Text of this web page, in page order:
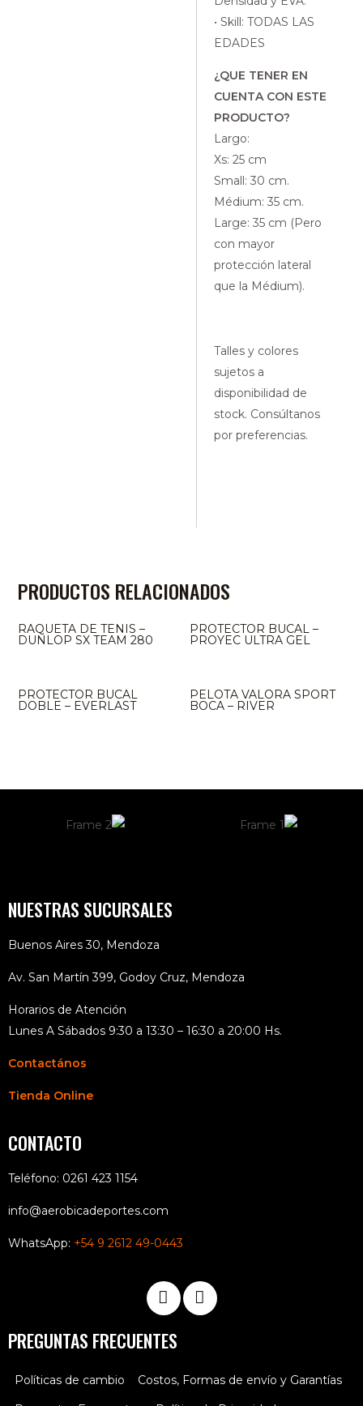
• Skill: TODAS LAS
EDADES
¿QUE TENER EN
CUENTA CON ESTE
PRODUCTO?
Largo:
Xs: 25 cm
Small: 30 cm.
Médium: 35 cm.
Large: 35 cm (Pero
con mayor
protección lateral
que la Médium).
Talles y colores
sujetos a
disponibilidad de
stock. Consúltanos
por preferencias.
PRODUCTOS RELACIONADOS
RAQUETA DE TENIS –
DUNLOP SX TEAM 280
PROTECTOR BUCAL –
PROYEC ULTRA GEL
PROTECTOR BUCAL
DOBLE – EVERLAST
PELOTA VALORA SPORT
BOCA – RIVER
NUESTRAS SUCURSALES
Buenos Aires 30, Mendoza
Av. San Martín 399, Godoy Cruz, Mendoza
Horarios de Atención
Lunes A Sábados 9:30 a 13:30 – 16:30 a 20:00 Hs.
Contactános
Tienda Online
CONTACTO
Teléfono: 0261 423 1154
info@aerobicadeportes.com
WhatsApp: +54 9 2612 49-0443
PREGUNTAS FRECUENTES
Políticas de cambio
Costos, Formas de envío y Garantías